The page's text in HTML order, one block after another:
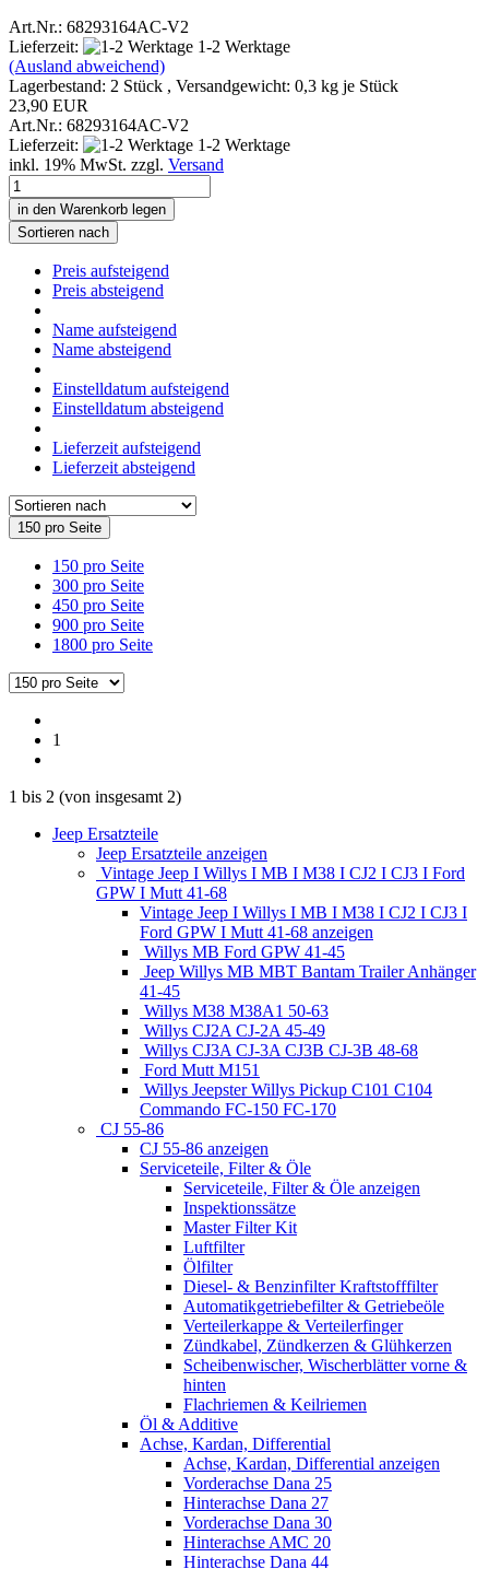
Art.Nr.: 68293164AC-V2
Lieferzeit:
1-2 Werktage
(Ausland abweichend)
Lagerbestand: 2 Stück , Versandgewicht: 0,3 kg je Stück
23,90 EUR
Art.Nr.: 68293164AC-V2
Lieferzeit:
1-2 Werktage
inkl. 19% MwSt. zzgl. Versand
in den Warenkorb legen
Sortieren nach
Preis aufsteigend
Preis absteigend
Name aufsteigend
Name absteigend
Einstelldatum aufsteigend
Einstelldatum absteigend
Lieferzeit aufsteigend
Lieferzeit absteigend
150 pro Seite
150 pro Seite
300 pro Seite
450 pro Seite
900 pro Seite
1800 pro Seite
1
1 bis 2 (von insgesamt 2)
Jeep Ersatzteile
Jeep Ersatzteile anzeigen
Vintage Jeep I Willys I MB I M38 I CJ2 I CJ3 I Ford
GPW I Mutt 41-68
Vintage Jeep I Willys I MB I M38 I CJ2 I CJ3 I
Ford GPW I Mutt 41-68 anzeigen
Willys MB Ford GPW 41-45
Jeep Willys MB MBT Bantam Trailer Anhänger
41-45
Willys M38 M38A1 50-63
Willys CJ2A CJ-2A 45-49
Willys CJ3A CJ-3A CJ3B CJ-3B 48-68
Ford Mutt M151
Willys Jeepster Willys Pickup C101 C104
Commando FC-150 FC-170
CJ 55-86
CJ 55-86 anzeigen
Serviceteile, Filter & Öle
Serviceteile, Filter & Öle anzeigen
Inspektionssätze
Master Filter Kit
Luftfilter
Ölfilter
Diesel- & Benzinfilter Kraftstofffilter
Automatikgetriebefilter & Getriebeöle
Verteilerkappe & Verteilerfinger
Zündkabel, Zündkerzen & Glühkerzen
Scheibenwischer, Wischerblätter vorne &
hinten
Flachriemen & Keilriemen
Öl & Additive
Achse, Kardan, Differential
Achse, Kardan, Differential anzeigen
Vorderachse Dana 25
Hinterachse Dana 27
Vorderachse Dana 30
Hinterachse AMC 20
Hinterachse Dana 44